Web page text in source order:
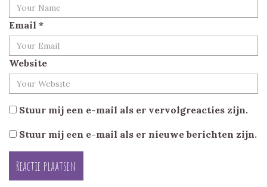
Email *
Website
Stuur mij een e-mail als er vervolgreacties zijn.
Stuur mij een e-mail als er nieuwe berichten zijn.